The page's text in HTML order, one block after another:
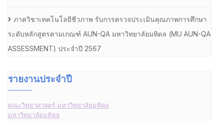
ภาควิชาเทคโนโลยีชีวภาพ รับการตรวจประเมินคุณภาพการศึกษา
ระดับหลักสูตรตามเกณฑ์ AUN-QA มหาวิทยาลัยมหิดล (MU AUN-QA
ASSESSMENT) ประจำปี 2567
รายงานประจำปี
คณะวิทยาศาสตร์ มหาวิทยาลัยมหิดล
มหาวิทยาลัยมหิดล